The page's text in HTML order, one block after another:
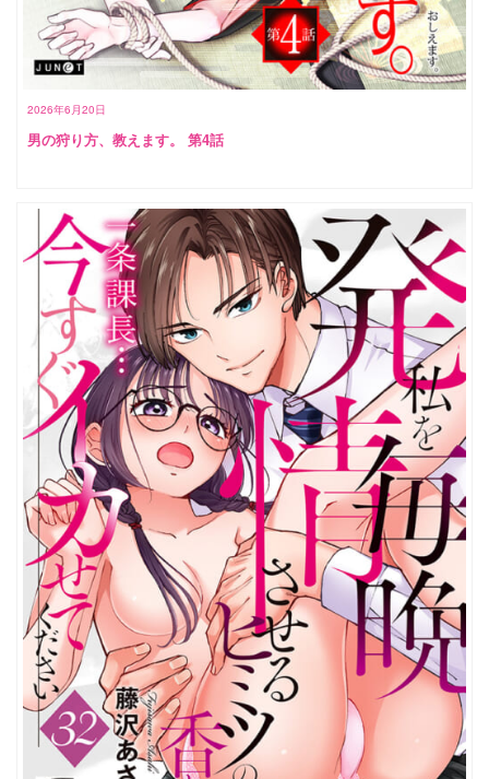
2026年6月20日
男の狩り方、教えます。 第4話